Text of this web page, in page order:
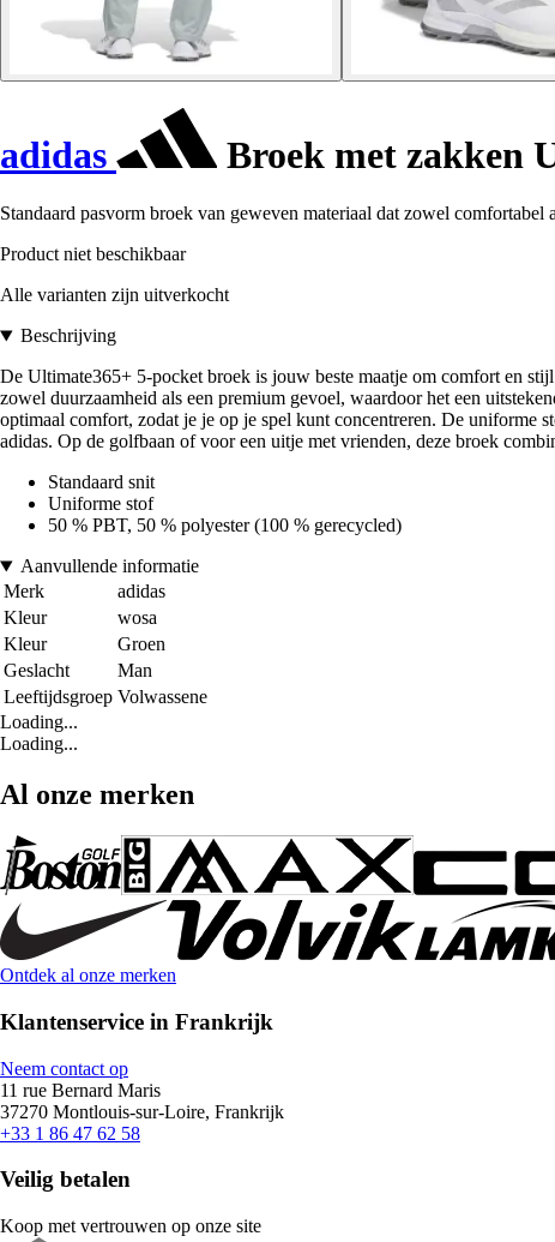
adidas Broek met zakken
Standaard pasvorm broek van geweven materiaal dat zowel comfortabel
Product niet beschikbaar
Alle varianten zijn uitverkocht
Beschrijving
De Ultimate365+ 5-pocket broek is jouw beste maatje om comfort en
zowel duurzaamheid als een premium gevoel, waardoor het een
optimaal comfort, zodat je je op je spel kunt concentreren. De uniforme
adidas. Op de golfbaan of voor een uitje met vrienden, deze broek
Standaard snit
Uniforme stof
50 % PBT, 50 % polyester (100 % gerecycled)
Aanvullende informatie
Merk
adidas
Kleur
wosa
Kleur
Groen
Geslacht
Man
Leeftijdsgroep Volwassene
Loading...
Loading...
Al onze merken
Ontdek al onze merken
Klantenservice in Frankrijk
Neem contact op
11 rue Bernard Maris
37270 Montlouis-sur-Loire, Frankrijk
+33 1 86 47 62 58
Veilig betalen
Koop met vertrouwen op onze site